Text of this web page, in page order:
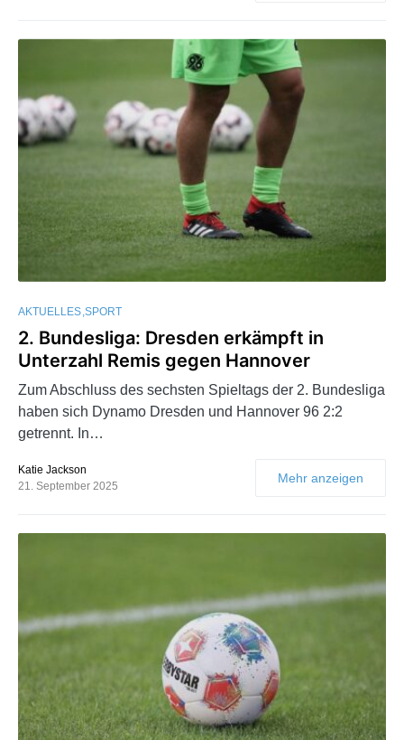
AKTUELLES SPORT
2. Bundesliga: Dresden erkämpft in
Unterzahl Remis gegen Hannover
Zum Abschluss des sechsten Spieltags der 2. Bundesliga
haben sich Dynamo Dresden und Hannover 96 2:2
getrennt. In…
Katie Jackson
21. September 2025
Mehr anzeigen